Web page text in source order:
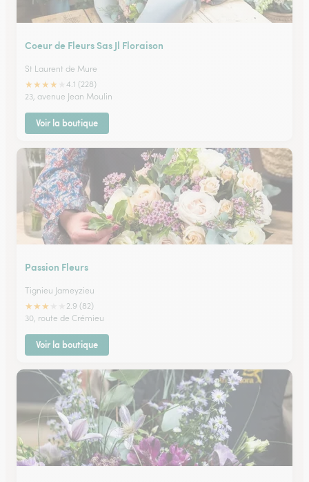
Coeur de Fleurs Sas Jl Floraison
St Laurent de Mure
★★★★
4.1 (228)
23, avenue Jean Moulin
Voir la boutique
Passion Fleurs
Tignieu Jameyzieu
★★★
2.9 (82)
30, route de Crémieu
Voir la boutique